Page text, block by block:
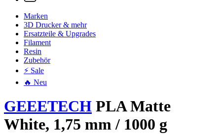
Marken
3D Drucker & mehr
Ersatzteile & Upgrades
Filament
Resin
Zubehör
⚡ Sale
🔥 Neu
GEEETECH PLA Matte
White, 1,75 mm / 1000 g